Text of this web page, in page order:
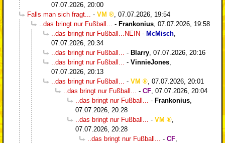
07.07.2026, 20:00
Falls man sich fragt...
- VM
07.07.2026, 19:54
..das bringt nur Fußball...
- Frankonius 07.07.2026, 19:58
..das bringt nur Fußball...NEIN - McMisch
07.07.2026, 20:34
..das bringt nur Fußball...
- Blarry 07.07.2026, 20:16
..das bringt nur Fußball...
- VinnieJones
07.07.2026, 20:13
..das bringt nur Fußball...
- VM
07.07.2026, 20:01
..das bringt nur Fußball...
- CF 07.07.2026, 20:04
..das bringt nur Fußball...
- Frankonius
07.07.2026, 20:28
..das bringt nur Fußball...
- VM
07.07.2026, 20:28
..das bringt nur Fußball...
- CF